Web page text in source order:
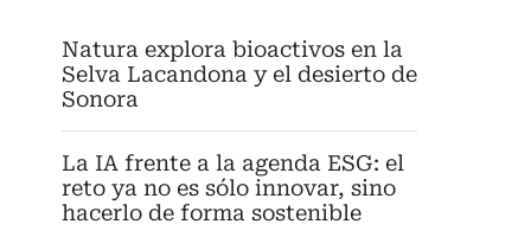
Natura explora bioactivos en la
Selva Lacandona y el desierto de
Sonora
La IA frente a la agenda ESG: el
reto ya no es sólo innovar, sino
hacerlo de forma sostenible